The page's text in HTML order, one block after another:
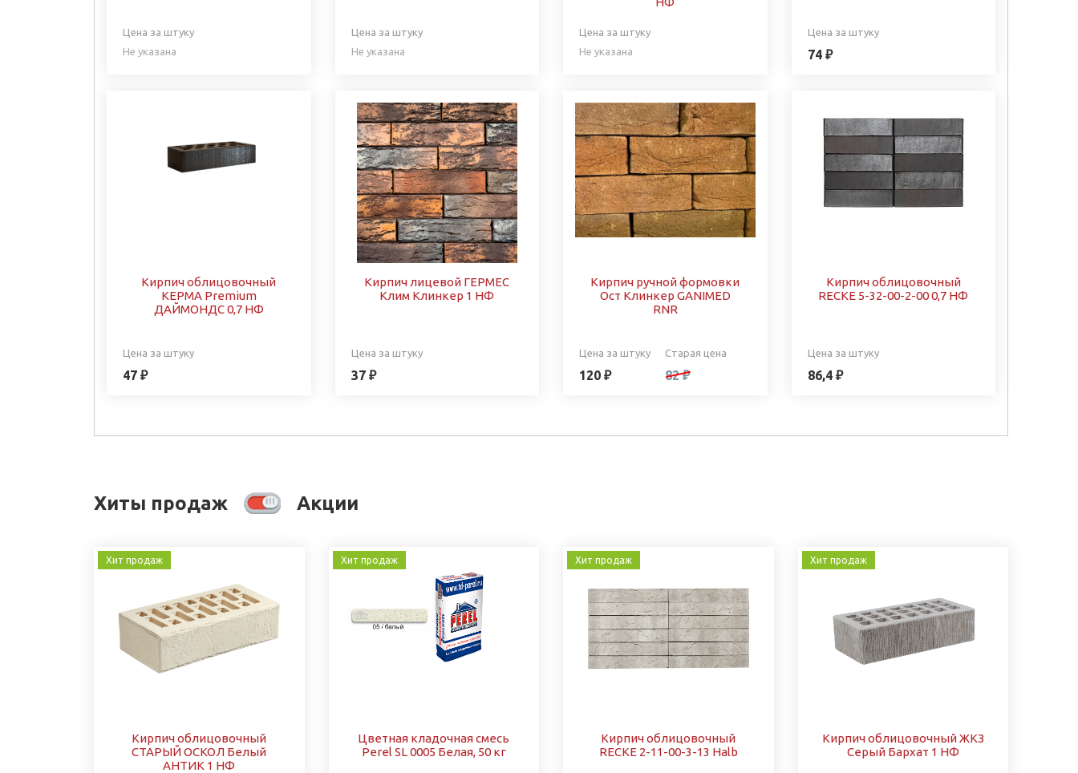
Цена за штуку
Не указана
Цена за штуку
Не указана
Цена за штуку
Не указана
Цена за штуку
74 ₽
Кирпич облицовочный
КЕРМА Premium
ДАЙМОНДС 0,7 НФ
Цена за штуку
47 ₽
Кирпич лицевой ГЕРМЕС
Клим Клинкер 1 НФ
Цена за штуку
37 ₽
Кирпич ручной формовки
Ост Клинкер GANIMED
RNR
Цена за штуку
120 ₽
Старая цена
82 ₽
Кирпич облицовочный
RECKE 5-32-00-2-00 0,7 НФ
Цена за штуку
86,4 ₽
Хиты продаж Акции
Хит продаж
Кирпич облицовочный
СТАРЫЙ ОСКОЛ Белый
АНТИК 1 НФ
Хит продаж
Цветная кладочная смесь
Perel SL 0005 Белая, 50 кг
Хит продаж
Кирпич облицовочный
RECKE 2-11-00-3-13 Halb
Хит продаж
Кирпич облицовочный ЖКЗ
Серый Бархат 1 НФ